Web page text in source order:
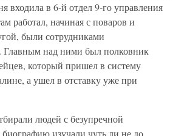
входила в 6-й отдел 9-го управления
работал, начиная с поваров и
были сотрудниками
Главным над ними был полковник
который пришел в систему
а ушел в отставку уже при
людей с безупречной
изучали чуть ли не до